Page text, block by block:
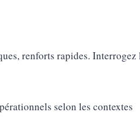
renforts rapides. Interrogez
selon les contextes